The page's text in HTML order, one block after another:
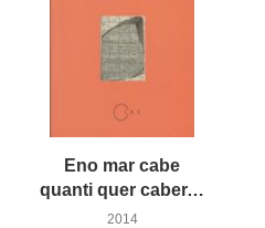
Eno mar cabe
quanti quer caber. II Obradoiro Internacional de Tradución Poética en San Simón
2014